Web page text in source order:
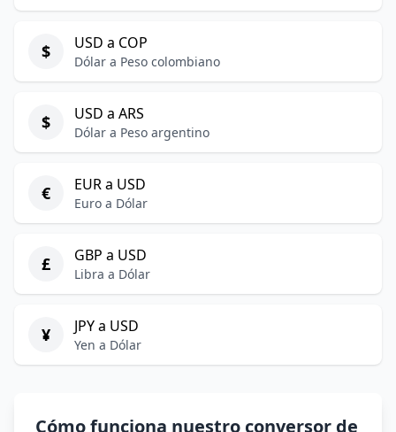
$ USD a COP
Dólar a Peso colombiano
$ USD a ARS
Dólar a Peso argentino
€ EUR a USD
Euro a Dólar
£ GBP a USD
Libra a Dólar
¥ JPY a USD
Yen a Dólar
Cómo funciona nuestro conversor de